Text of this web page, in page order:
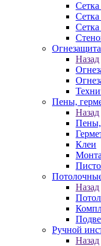
Сетка
Сетка
Сетка
Огнезащита
Назад
Пены,
Назад
Пены,
Клеи
Назад
Ручной
Назад